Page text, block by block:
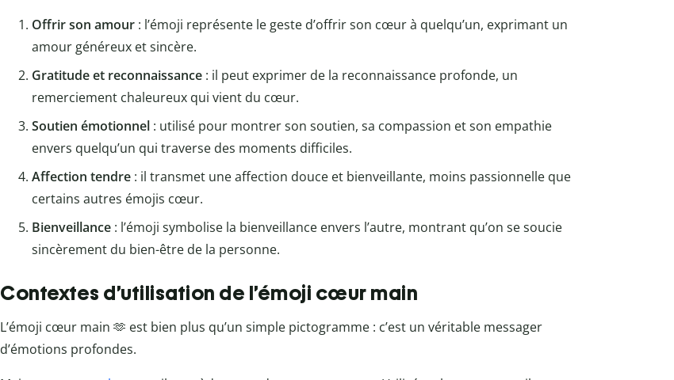
Offrir son amour : l’émoji représente le geste d’offrir son cœur à quelqu’un, exprimant un
amour généreux et sincère.
Gratitude et reconnaissance : il peut exprimer de la reconnaissance profonde, un
remerciement chaleureux qui vient du cœur.
Soutien émotionnel : utilisé pour montrer son soutien, sa compassion et son empathie
envers quelqu’un qui traverse des moments difficiles.
Affection tendre : il transmet une affection douce et bienveillante, moins passionnelle que
certains autres émojis cœur.
Bienveillance : l’émoji symbolise la bienveillance envers l’autre, montrant qu’on se soucie
sincèrement du bien-être de la personne.
Contextes d’utilisation de l’émoji cœur main
L’émoji cœur main 🫶 est bien plus qu’un simple pictogramme : c’est un véritable messager
d’émotions profondes.